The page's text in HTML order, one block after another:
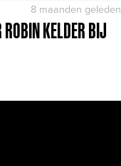
8 maanden geleden
ROBIN KELDER BIJ